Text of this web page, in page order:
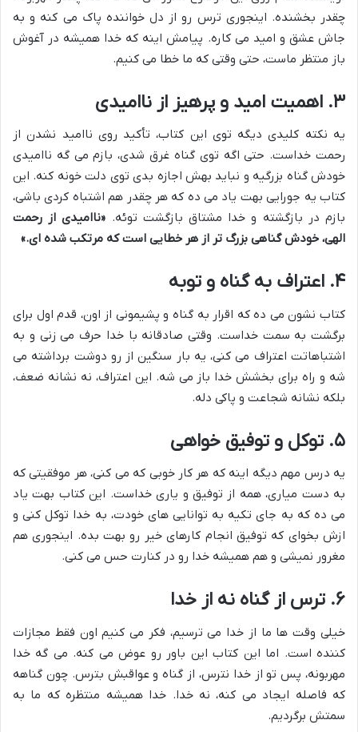
چقدر بخشنده. اینجوری ترس رو از دل خواننده پاک می کنه و به
جاش عشق و امید می کاره. پیامش اینه که خدا همیشه در آغوش
باز منتظر ماست، حتی وقتی که ما خطا می کنیم.
۳. اهمیت امید و پرهیز از ناامیدی
یه نکته کلیدی دیگه توی این کتاب، تأکید روی ناامید نشدن از
رحمت خداست. حتی اگه توی گناه غرق شدی، بازم می گه ناامیدی
خودش گناه بزرگیه و نباید بهش اجازه بدی توی دلت خونه کنه. این
کتاب یه جورایی بهت یاد می ده که هر چقدر هم اشتباه کردی باشی،
بازم در بازگشته و خدا مشتاق بازگشت توئه. «ناامیدی از رحمت
الهی، خودش گناهی بزرگ تر از هر خطایی است که مرتکب شده ای.»
۴. اعتراف به گناه و توبه
کتاب نشون می ده که اقرار به گناه و پشیمونی از اون، قدم اول برای
برگشت به سمت خداست. وقتی صادقانه با خدا حرف می زنی و به
اشتباهاتت اعتراف می کنی، یه بار سنگین از رو دوشت برداشته می
شه و راه برای بخشش خدا باز می شه. این اعتراف، نه نشانه ضعف،
بلکه نشانه شجاعت و پاکی دله.
۵. توکل و توفیق خواهی
یه درس مهم دیگه اینه که هر کار خوبی که می کنی، هر موفقیتی که
به دست میاری، همه از توفیق و یاری خداست. این کتاب بهت یاد
می ده که به جای تکیه به توانایی های خودت، به خدا توکل کنی و
ازش بخوای که توفیق انجام کارهای خیر رو بهت بده. اینجوری هم
مغرور نمیشی و هم همیشه خدا رو در کنارت حس می کنی.
۶. ترس از گناه نه از خدا
خیلی وقت ها ما از خدا می ترسیم، فکر می کنیم اون فقط مجازات
کننده است. اما این کتاب این باور رو عوض می کنه. می گه خدا
مهربونه، پس تو از خدا نترس، از گناه و عواقبش بترس. چون گناهه
که فاصله ایجاد می کنه، نه خدا. خدا همیشه منتظره که ما به
سمتش برگردیم.